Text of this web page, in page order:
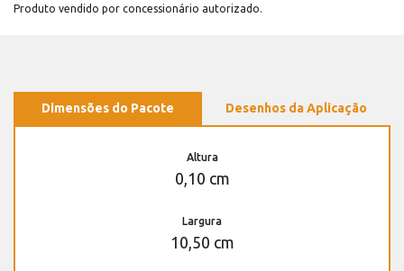
Produto vendido por concessionário autorizado.
Dimensões do Pacote Desenhos da Aplicação
Altura
0,10 cm
Largura
10,50 cm